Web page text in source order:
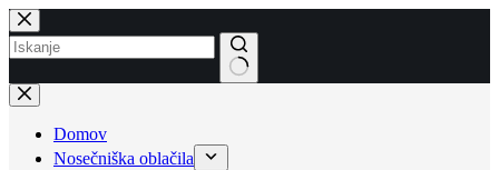
Skip
to
content
No
results
Domov
Nosečniška oblačila